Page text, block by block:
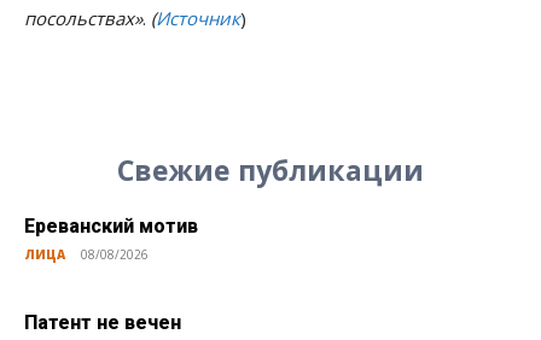
посольствах». (Источник)
Свежие публикации
Ереванский мотив
ЛИЦА 08/08/2026
Патент не вечен